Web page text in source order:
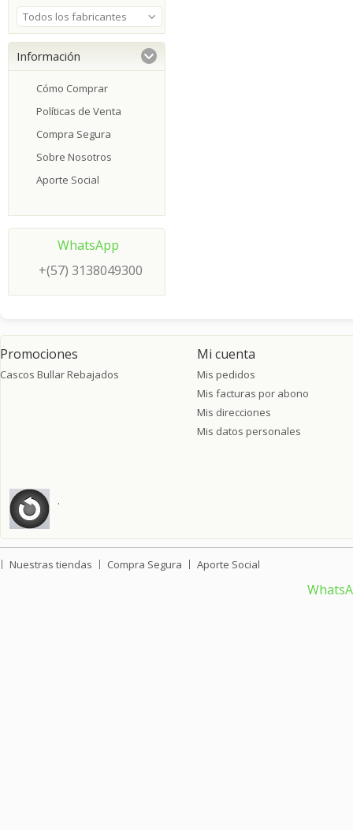
Todos los fabricantes
Información
Cómo Comprar
Políticas de Venta
Compra Segura
Sobre Nosotros
Aporte Social
WhatsApp
+(57) 3138049300
Promociones
Cascos Bullar Rebajados
Mi cuenta
Mis pedidos
Mis facturas por abono
Mis direcciones
Mis datos personales
.
Nuestras tiendas Compra Segura Aporte Social